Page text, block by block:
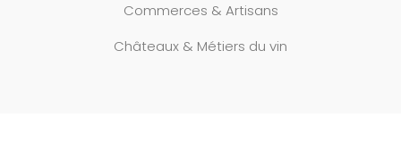
Commerces & Artisans
Châteaux & Métiers du vin